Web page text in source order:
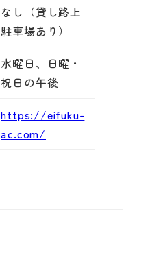
なし（貸し路上
駐車場あり）
水曜日、日曜・
祝日の午後
https://eifuku-
ac.com/